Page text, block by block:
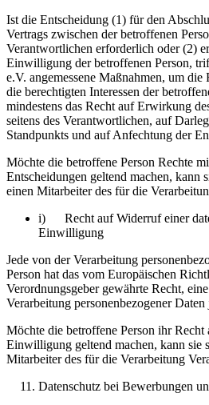
Ist die Entscheidung (1) für den
Vertrags zwischen der betroffenen
Verantwortlichen erforderlich oder (2)
Einwilligung der betroffenen Person,
e.V. angemessene Maßnahmen, um
die berechtigten Interessen der
mindestens das Recht auf Erwirkung
seitens des Verantwortlichen, auf
Standpunkts und auf Anfechtung der
Möchte die betroffene Person Rechte
Entscheidungen geltend machen, kann
einen Mitarbeiter des für die
i) Recht auf Widerruf einer
Einwilligung
Jede von der Verarbeitung
Person hat das vom Europäischen
Verordnungsgeber gewährte Recht,
Verarbeitung personenbezogener
Möchte die betroffene Person ihr
Einwilligung geltend machen, kann sie
Mitarbeiter des für die Verarbeitung
Datenschutz bei Bewerbungen